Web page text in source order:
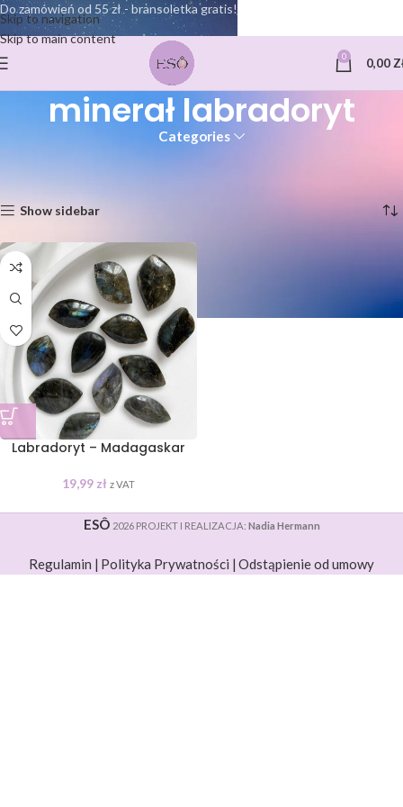
Skip to navigation
Skip to main content
0 0,00
minerał labradoryt
Categories
Show sidebar
Labradoryt – Madagaskar
19,99 zł z VAT
ESÔ 2026 PROJEKT I REALIZACJA: Nadia Hermann
Regulamin | Polityka Prywatności | Odstąpienie od umowy
Do zamówień od 55 zł - bransoletka gratis!